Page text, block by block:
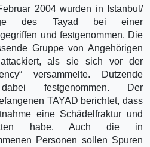
2004 wurden in Istanbul/
des Tayad bei einer
und festgenommen. Die
Gruppe von Angehörigen
als sie sich vor der
versammelte. Dutzende
festgenommen. Der
TAYAD berichtet, dass
eine Schädelfraktur und
habe. Auch die in
Personen sollen Spuren